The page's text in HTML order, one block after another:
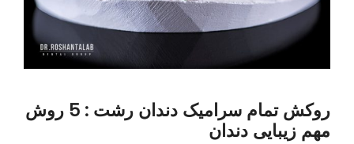
روکش تمام سرامیک دندان رشت : 5 روش
مهم زیبایی دندان